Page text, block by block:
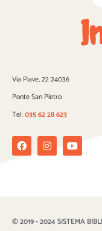
Via Piave, 22 24036
Ponte San Pietro
Tel:035 62 28 623
FacebookInstagramYoutube
© 2019 - 2024 SISTEMA